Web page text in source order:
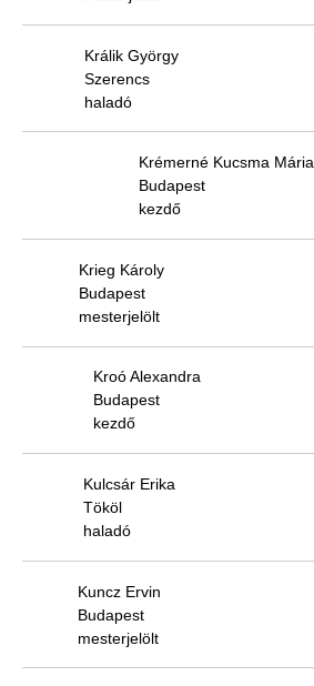
Králik György
Szerencs
haladó
Krémerné Kucsma Mária
Budapest
kezdő
Krieg Károly
Budapest
mesterjelölt
Kroó Alexandra
Budapest
kezdő
Kulcsár Erika
Tököl
haladó
Kuncz Ervin
Budapest
mesterjelölt